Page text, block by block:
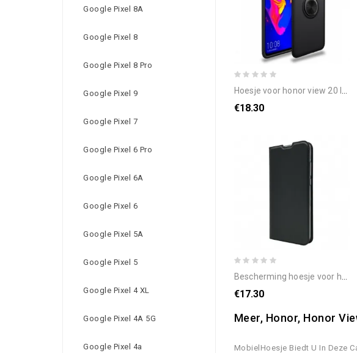
Google Pixel 8A
Google Pixel 8
Google Pixel 8 Pro
Google Pixel 9
Google Pixel 7
Google Pixel 6 Pro
Google Pixel 6A
Google Pixel 6
Google Pixel 5A
Google Pixel 5
Google Pixel 4 XL
Google Pixel 4A 5G
Google Pixel 4a
hoesje voor honor view 20 lenuo magnetische ring
€18.30
bescherming hoesje voor honor view 20 folio-hoesje premium leereffect
€17.30
Meer, Honor, Honor
MobielHoesje Biedt U In Deze